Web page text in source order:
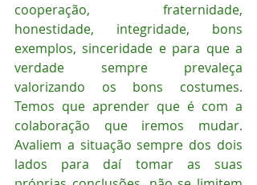
cooperação, fraternidade,
honestidade, integridade, bons
exemplos, sinceridade e para que a
verdade sempre prevaleça
valorizando os bons costumes.
Temos que aprender que é com a
colaboração que iremos mudar.
Avaliem a situação sempre dos dois
lados para daí tomar as suas